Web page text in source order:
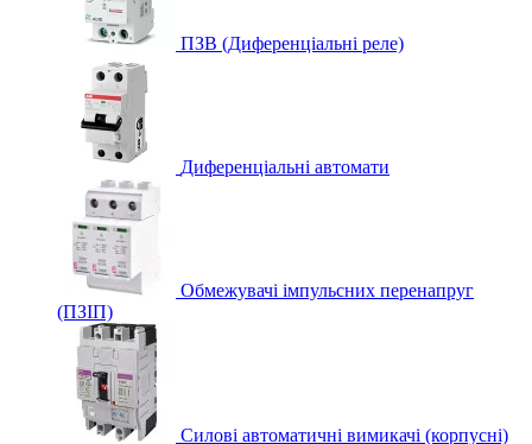
ПЗВ (Диференціальні реле)
Диференціальні автомати
Обмежувачі імпульсних перенапруг
(ПЗІП)
Силові автоматичні вимикачі (корпусні)